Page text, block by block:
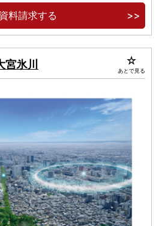
駅からフラットアプローチで
大宮店」が目の前の暮らしや
、ワーク＆スタディラウンジ
&サービスも魅力。
資料請求する
氷川 あとで見る